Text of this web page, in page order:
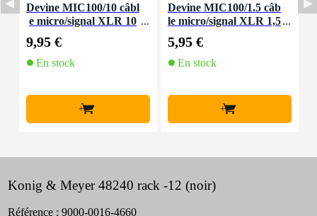
Devine MIC100/10 câbl
e micro/signal XLR 10
9,95 €
En stock
+
Devine MIC100/1.5 câb
le micro/signal XLR 1,5
5,95 €
En stock
+
Konig & Meyer 48240 rack -12 (noir)
Référence : 9000-0016-4660